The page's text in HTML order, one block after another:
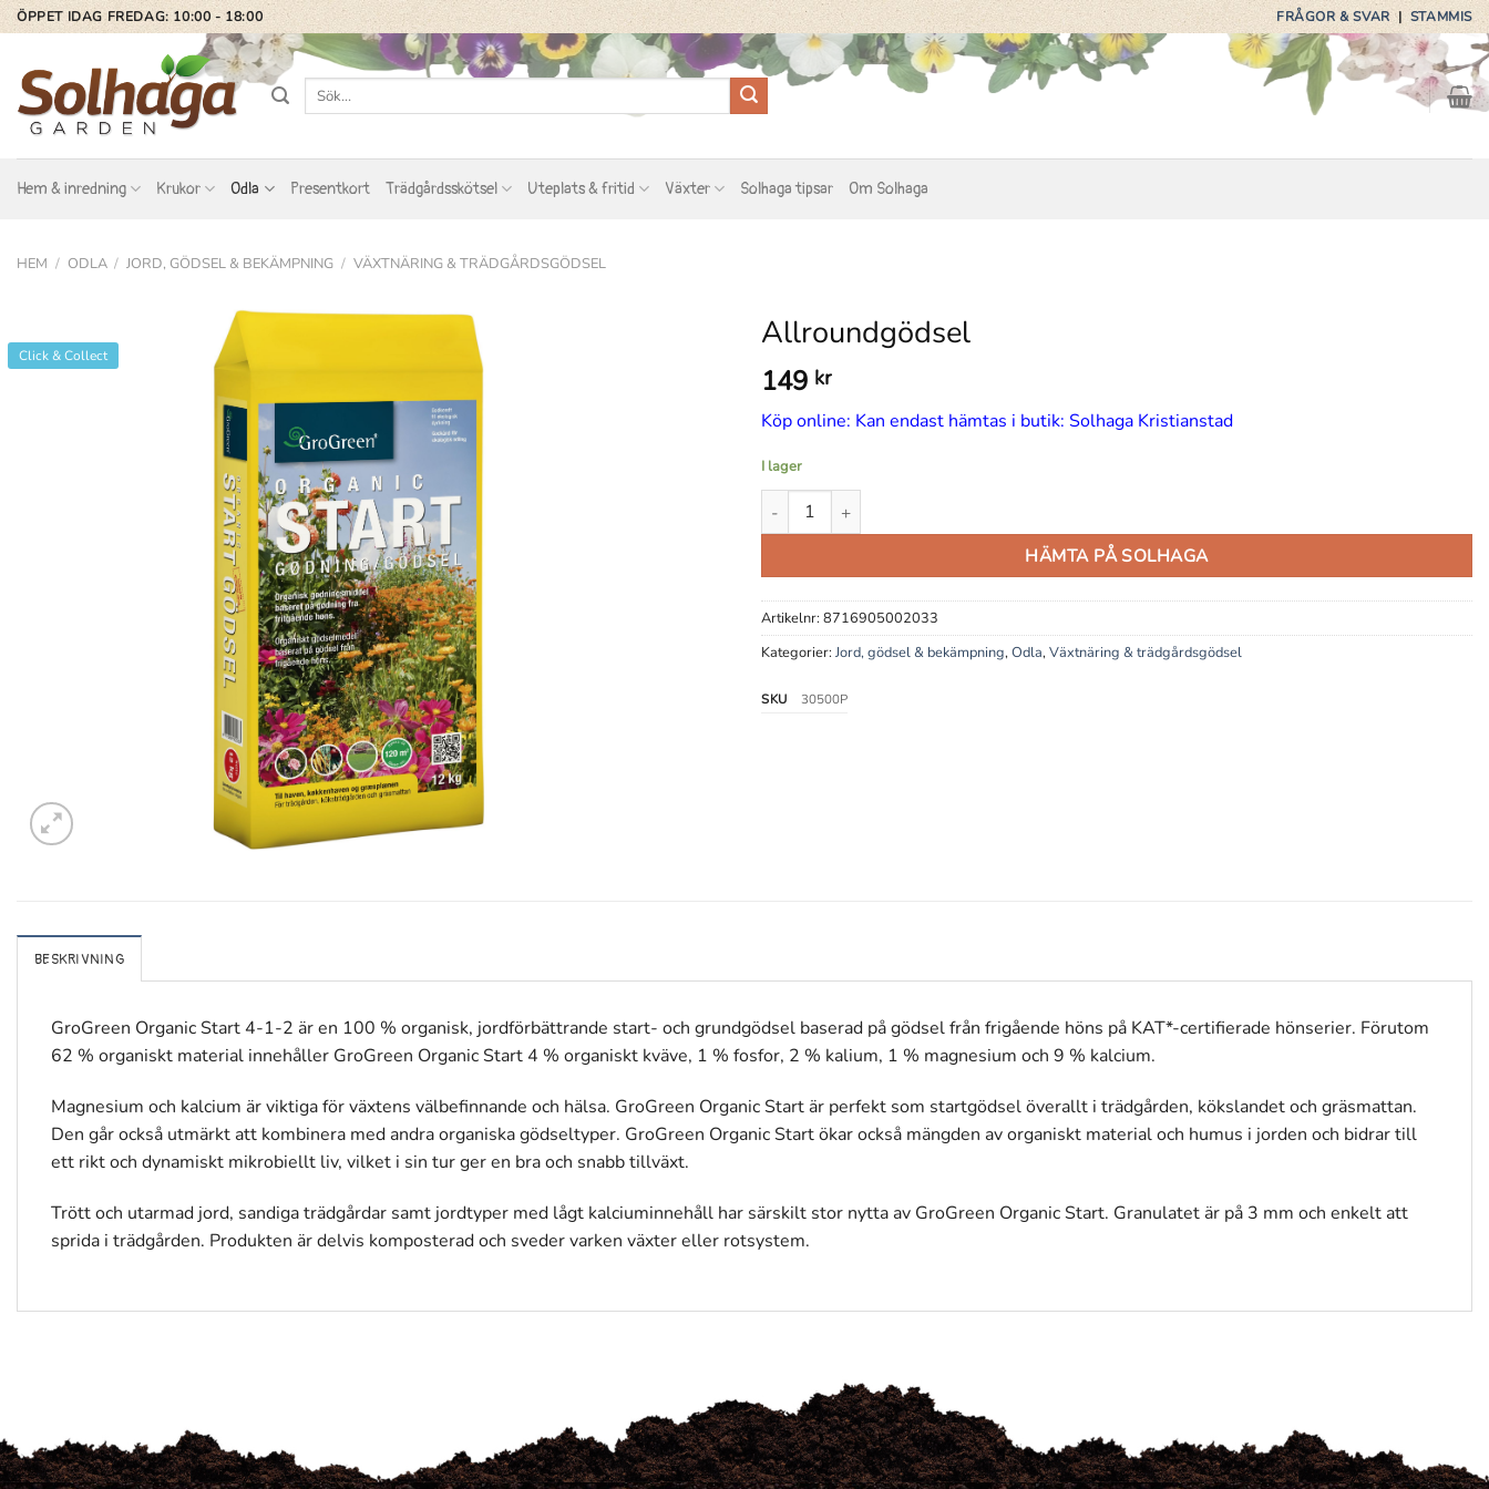
Skip
to
content
ÖPPET IDAG FREDAG: 10:00 - 18:00 FRÅGOR & SVAR|STAMMIS
Sök
Hem & inredning Krukor Odla Presentkort Trädgårdsskötsel Uteplats & fritid Växter Solhaga tipsar Om Solhaga
HEM / ODLA / JORD, GÖDSEL & BEKÄMPNING / VÄXTNÄRING & TRÄDGÅRDSGÖDSEL
Click & Collect
Allroundgödsel
149 kr
Köp online: Kan endast hämtas i butik: Solhaga Kristianstad
I lager
Allroundgödsel mängd
HÄMTA PÅ SOLHAGA
Artikelnr: 8716905002033
Kategorier: Jord, gödsel & bekämpning,Odla,Växtnäring & trädgårdsgödsel
SKU 30500P
BESKRIVNING
GroGreen Organic Start 4-1-2 är en 100 % organisk, jordförbättrande start- och grundgödsel baserad på gödsel från frigående höns på KAT*-certifierade hönserier. Förutom
62 % organiskt material innehåller GroGreen Organic Start 4 % organiskt kväve, 1 % fosfor, 2 % kalium, 1 % magnesium och 9 % kalcium.
Magnesium och kalcium är viktiga för växtens välbefinnande och hälsa. GroGreen Organic Start är perfekt som startgödsel överallt i trädgården, kökslandet och gräsmattan.
Den går också utmärkt att kombinera med andra organiska gödseltyper. GroGreen Organic Start ökar också mängden av organiskt material och humus i jorden och bidrar till
ett rikt och dynamiskt mikrobiellt liv, vilket i sin tur ger en bra och snabb tillväxt.
Trött och utarmad jord, sandiga trädgårdar samt jordtyper med lågt kalciuminnehåll har särskilt stor nytta av GroGreen Organic Start. Granulatet är på 3 mm och enkelt att
sprida i trädgården. Produkten är delvis komposterad och sveder varken växter eller rotsystem.